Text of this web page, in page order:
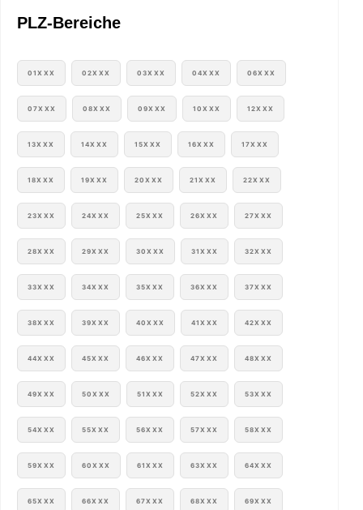
PLZ-Bereiche
01XXX 02XXX 03XXX 04XXX 06XXX
07XXX 08XXX 09XXX 10XXX 12XXX
13XXX 14XXX 15XXX 16XXX 17XXX
18XXX 19XXX 20XXX 21XXX 22XXX
23XXX 24XXX 25XXX 26XXX 27XXX
28XXX 29XXX 30XXX 31XXX 32XXX
33XXX 34XXX 35XXX 36XXX 37XXX
38XXX 39XXX 40XXX 41XXX 42XXX
44XXX 45XXX 46XXX 47XXX 48XXX
49XXX 50XXX 51XXX 52XXX 53XXX
54XXX 55XXX 56XXX 57XXX 58XXX
59XXX 60XXX 61XXX 63XXX 64XXX
65XXX 66XXX 67XXX 68XXX 69XXX